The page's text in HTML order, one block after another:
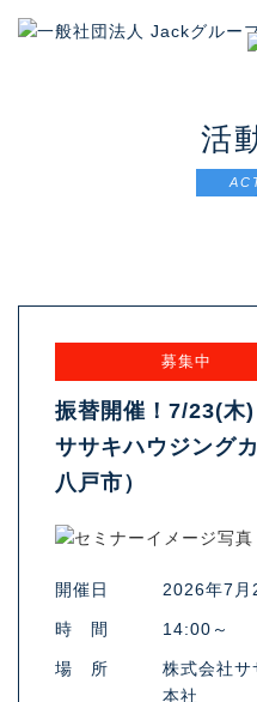
活
募集中
振替開催！7/23(木
ササキハウジング
八戸市）
開催日 2026年7月
時 間 14:00～
場 所
株式会社サ
本社